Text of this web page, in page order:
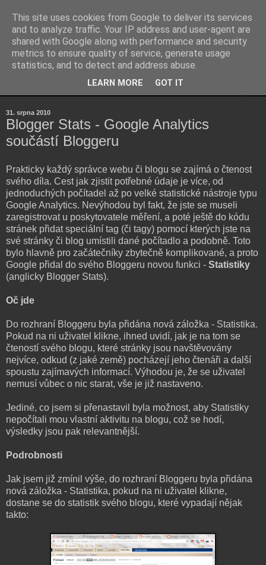
Kubův blog
...osobní blog Jakuba Šenka...
31. srpna 2010
Blogger Stats - Google Analytics
součástí Bloggeru
Prakticky každý správce webu či blogu se zajímá o čtenost
svého díla. Cest jak zjistit potřebné údaje je více, od
jednoduchých počítadel až po velké statistické nástroje typu
Google Analytics. Nevýhodou byl fakt, že jste se museli
zaregistrovat u poskytovatele měření, a poté ještě do kódu
stránek přidat speciální tag (či tagy) pomocí kterých jste na
své stránky či blog umístili dané počítadlo a podobně. Toto
bylo hlavně pro začátečníky zbytečně komplikované, a proto
Google přidal do svého Bloggeru novou funkci - Statistiky
(anglicky Blogger Stats).
Oč jde
Do rozhraní Bloggeru byla přidána nová záložka - Statistika.
Pokud na ni uživatel klikne, ihned uvidí, jak je na tom se
čteností svého blogu, které stránky jsou navštěvovány
nejvíce, odkud (z jaké země) pocházejí jeho čtenáři a další
spoustu zajímavých informací. Výhodou je, že se uživatel
nemusí vůbec o nic starat, vše je již nastaveno.
Jediné, co jsem si přenastavil byla možnost, aby Statistiky
nepočítali mou vlastní aktivitu na blogu, což se hodí,
výsledky jsou pak relevantnější.
Podrobnosti
Jak jsem již zmínil výše, do rozhraní Bloggeru byla přidána
nová záložka - Statistika, pokud na ni uživatel klikne,
dostane se do statistik svého blogu, které vypadají nějak
takto:
This site uses cookies from Google to deliver its services
and to analyze traffic. Your IP address and user-agent are
shared with Google along with performance and security
metrics to ensure quality of service, generate usage
statistics, and to detect and address abuse.
LEARN MORE GOT IT